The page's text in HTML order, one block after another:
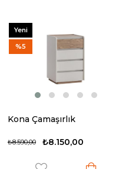
Kona Çamaşırlık
₺8.150,00
₺8.590,00
Yeni
Ürün
%5